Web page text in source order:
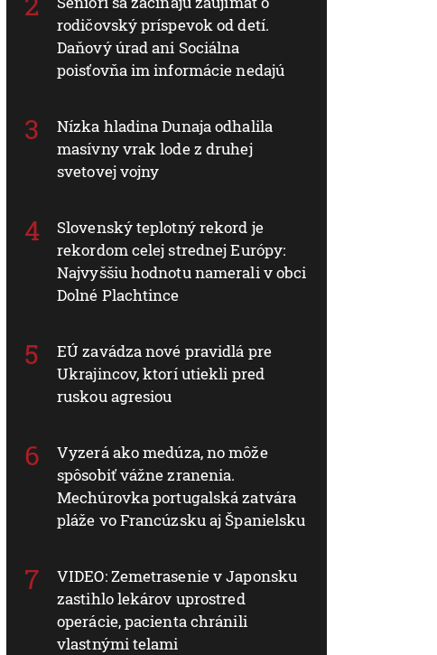
rodičovský príspevok od detí.
Daňový úrad ani Sociálna
poisťovňa im informácie nedajú
Nízka hladina Dunaja odhalila
masívny vrak lode z druhej
svetovej vojny
Slovenský teplotný rekord je
rekordom celej strednej Európy:
Najvyššiu hodnotu namerali v obci
Dolné Plachtince
EÚ zavádza nové pravidlá pre
Ukrajincov, ktorí utiekli pred
ruskou agresiou
Vyzerá ako medúza, no môže
spôsobiť vážne zranenia.
Mechúrovka portugalská zatvára
pláže vo Francúzsku aj Španielsku
VIDEO: Zemetrasenie v Japonsku
zastihlo lekárov uprostred
operácie, pacienta chránili
vlastnými telami